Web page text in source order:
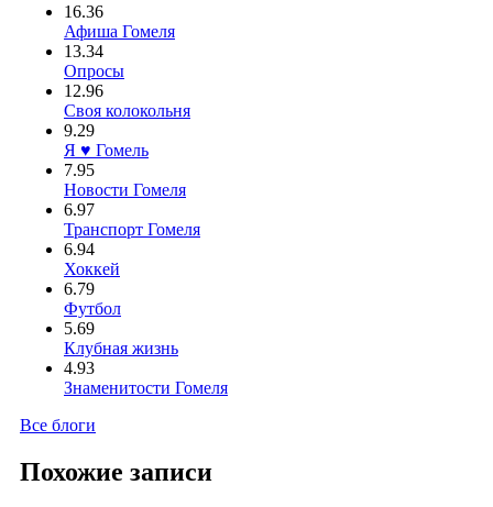
16.36
Афиша Гомеля
13.34
Опросы
12.96
Своя колокольня
9.29
Я ♥ Гомель
7.95
Новости Гомеля
6.97
Транспорт Гомеля
6.94
Хоккей
6.79
Футбол
5.69
Клубная жизнь
4.93
Знаменитости Гомеля
Все блоги
Похожие записи